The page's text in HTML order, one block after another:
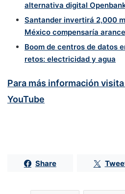
alternativa digital
Santander invertirá 2,000
México compensaría
Boom de centros de datos
retos: electricidad y agua
Para más información
YouTube
Share